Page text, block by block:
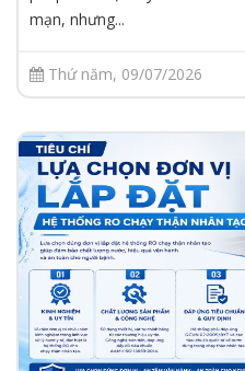
mạn, nhưng...
Thứ năm, 09/07/2026